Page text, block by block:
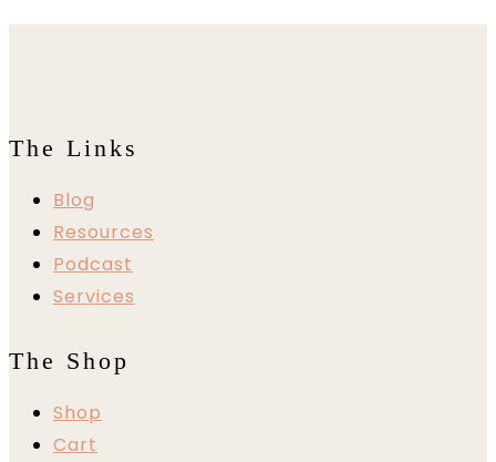
The Links
Blog
Resources
Podcast
Services
The Shop
Shop
Cart